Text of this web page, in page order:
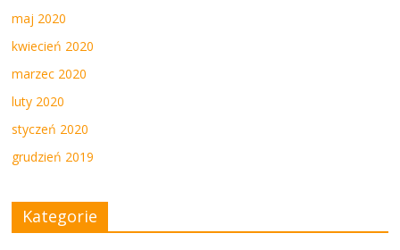
maj 2020
kwiecień 2020
marzec 2020
luty 2020
styczeń 2020
grudzień 2019
Kategorie